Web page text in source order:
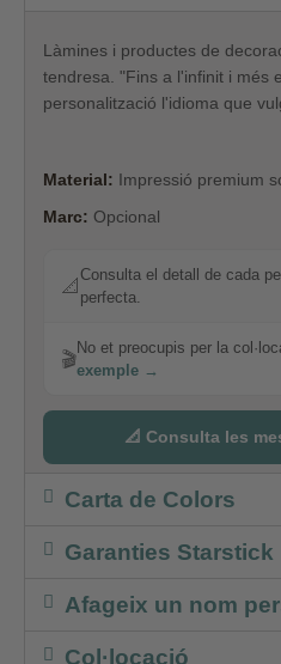
Làmines i productes de
tendresa. "Fins a l'infinit i més
personalització l'idioma que
Material: Impressió premium
Marc: Opcional
📐
Consulta el detall de cada
perfecta.
🎬
No et preocupis per la
exemple →
📐 Consulta les
Carta de Colors
Garanties Starstick
Afageix un nom
Col·locació